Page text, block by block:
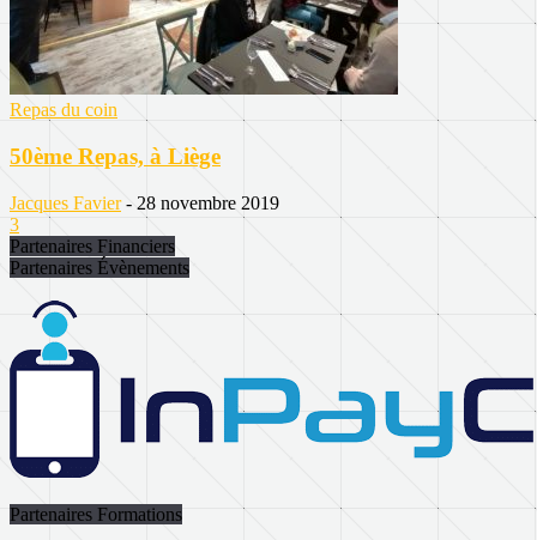
Repas du coin
50ème Repas, à Liège
Jacques Favier - 28 novembre 2019
3
Partenaires Financiers
Partenaires Évènements
Partenaires Formations